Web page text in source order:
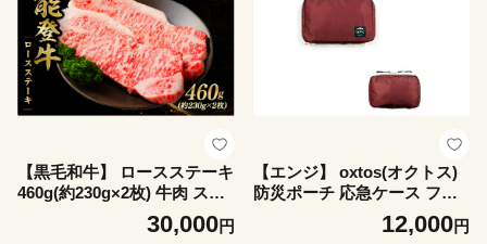
【黒毛和牛】 ロースステーキ
460g(約230g×2枚) 牛肉 ステ
ーキ ふるさと納税 和牛 能登
牛 牛肉 肉 黒毛和牛 お歳暮
30,000円
【エンジ】 oxtos(オクトス)
防災ポーチ 応急ケース ファ
ーストエイドケース 【 Sサイ
ズ 】 救急箱 救急バッグ 防災
12,000円